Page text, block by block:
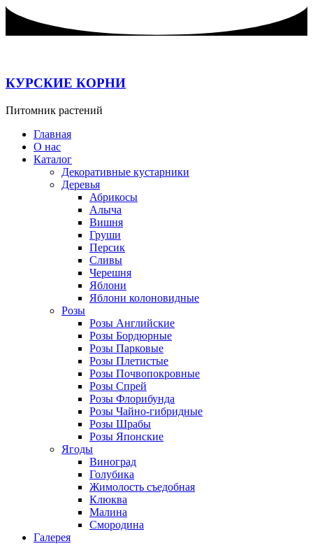
Перейти
содержимому
КУРСКИЕ КОРНИ
Питомник растений
Главная
О нас
Каталог
Декоративные кустарники
Деревья
Абрикосы
Алыча
Вишня
Груши
Персик
Сливы
Черешня
Яблони
Яблони колоновидные
Розы
Розы Английские
Розы Бордюрные
Розы Парковые
Розы Плетистые
Розы Почвопокровные
Розы Спрей
Розы Флорибунда
Розы Чайно-гибридные
Розы Шрабы
Розы Японские
Ягоды
Виноград
Голубика
Жимолость съедобная
Клюква
Малина
Смородина
Галерея